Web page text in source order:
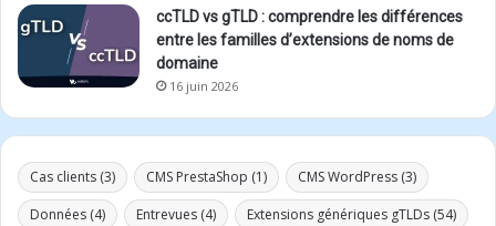
ccTLD vs gTLD : comprendre les différences
entre les familles d’extensions de noms de
domaine
16 juin 2026
Cas clients (3) CMS PrestaShop (1) CMS WordPress (3)
Données (4) Entrevues (4) Extensions génériques gTLDs (54)